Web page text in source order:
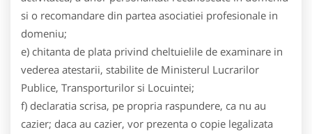
si o recomandare din partea asociatiei profesionale in
domeniu;
e) chitanta de plata privind cheltuielile de examinare in
vederea atestarii, stabilite de Ministerul Lucrarilor
Publice, Transporturilor si Locuintei;
f) declaratia scrisa, pe propria raspundere, ca nu au
cazier; daca au cazier, vor prezenta o copie legalizata